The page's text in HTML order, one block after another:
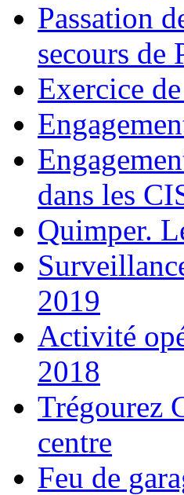
Passation
secours de
Exercice
dans les
Quimper.
2019
Activité
2018
Trégourez
centre
Feu de